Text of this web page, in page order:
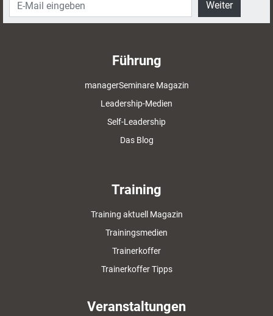
Weiter
Führung
managerSeminare Magazin
Leadership-Medien
Self-Leadership
Das Blog
Training
Training aktuell Magazin
Trainingsmedien
Trainerkoffer
Trainerkoffer Tipps
Veranstaltungen